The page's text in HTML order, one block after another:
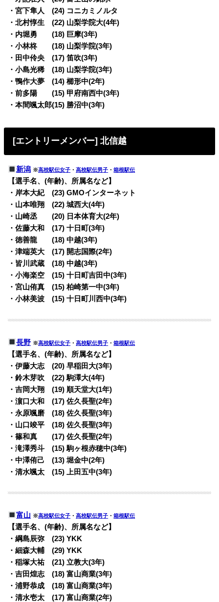
・宮下隼人 (24) コニカミノルタ
・北村惇生 (22) 山梨学院大(4年)
・内堀勇 (18) 巨摩(3年)
・小林柊 (18) 山梨学院(3年)
・田中伶央 (17) 笛吹(3年)
・小島光稀 (18) 山梨学院(3年)
・鴨作大夢 (14) 櫛形中(2年)
・前多陽 (15) 甲府南西中(3年)
・本間颯太郎(15) 勝沼中(3年)
[エントリーメンバー] 北信越
新潟 ※高校駅伝女子 ・高校駅伝男子 ・箱根駅伝
【選手名、(年齢)、所属名など】
・岸本大紀 (23) GMOインターネット
・山本唯翔 (22) 城西大(4年)
・山崎丞 (20) 日本体育大(2年)
・佐藤大和 (17) 十日町(3年)
・徳善龍 (18) 中越(3年)
・津端英大 (17) 開志国際(2年)
・皆川武蔵 (18) 中越(3年)
・小海楽空 (15) 十日町吉田中(3年)
・宮山侑真 (15) 柏崎第一中(3年)
・小林美波 (15) 十日町川西中(3年)
長野 ※高校駅伝女子 ・高校駅伝男子 ・箱根駅伝
【選手名、(年齢)、所属名など】
・伊藤大志 (20) 早稲田大(3年)
・鈴木芽吹 (22) 駒澤大(4年)
・吉岡大翔 (19) 順天堂大(1年)
・濵口大和 (17) 佐久長聖(2年)
・永原颯磨 (18) 佐久長聖(3年)
・山口竣平 (18) 佐久長聖(3年)
・篠和真 (17) 佐久長聖(2年)
・滝澤秀斗 (15) 駒ヶ根赤穂中(3年)
・中澤侑己 (13) 堀金中(2年)
・清水颯太 (15) 上田五中(3年)
富山 ※高校駅伝女子 ・高校駅伝男子 ・箱根駅伝
【選手名、(年齢)、所属名など】
・綱島辰弥 (23) YKK
・細森大輔 (29) YKK
・稲塚大祐 (21) 立教大(3年)
・吉田煌志 (18) 富山商業(3年)
・浦野恭成 (18) 富山商業(3年)
・清水壱太 (17) 富山商業(2年)